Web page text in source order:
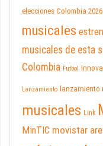
elecciones Colombia 2026
musicales
musicales de esta
Colombia Futbol
Lanzamiento lanzamiento
musicales Link
MinTIC movistar